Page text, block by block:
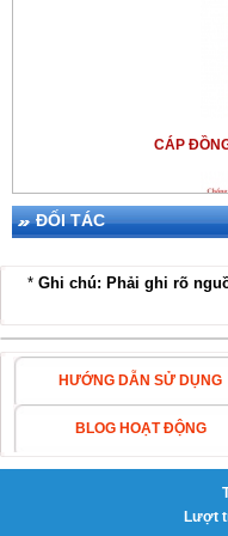
CÁP
THIẾT BỊ
KIM
ĐỐI TÁC
* Ghi chú: Phải ghi rõ
HƯỚNG DẪN SỬ DỤNG
BLOG HOẠT ĐỘNG
Lượt